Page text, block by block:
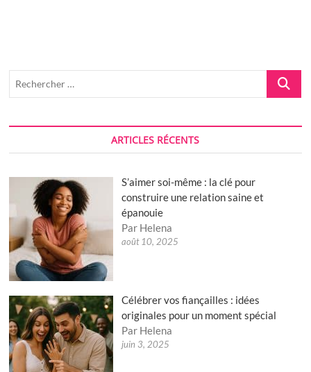
ARTICLES RÉCENTS
S’aimer soi-même : la clé pour
construire une relation saine et
épanouie
Par Helena
août 10, 2025
Célébrer vos fiançailles : idées
originales pour un moment spécial
Par Helena
juin 3, 2025